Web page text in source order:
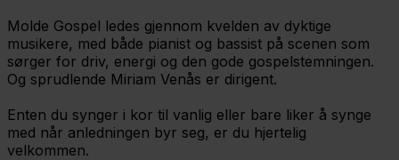
Molde Gospel ledes gjennom kvelden av dyktige
musikere, med både pianist og bassist på scenen som
sørger for driv, energi og den gode gospelstemningen.
Og sprudlende Miriam Venås er dirigent.
Enten du synger i kor til vanlig eller bare liker å synge
med når anledningen byr seg, er du hjertelig
velkommen.